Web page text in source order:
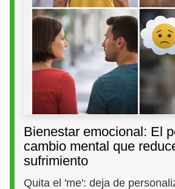
Bienestar emocional: El
cambio mental que
sufrimiento
Quita el 'me': deja de